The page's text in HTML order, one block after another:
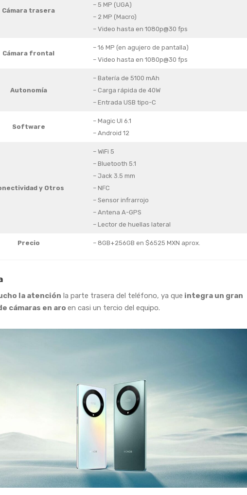
Cámara trasera
– 5 MP (UGA)
– 2 MP (Macro)
– Video hasta en 1080p@30 fps
Cámara frontal
– 16 MP (en agujero de pantalla)
– Video hasta en 1080p@30 fps
Autonomía
– Batería de 5100 mAh
– Carga rápida de 40W
– Entrada USB tipo-C
Software
– Magic UI 6.1
– Android 12
y Otros
– WiFi 5
– Bluetooth 5.1
– Jack 3.5 mm
– NFC
– Sensor infrarrojo
– Antena A-GPS
– Lector de huellas lateral
Precio – 8GB+256GB en $6525 MXN aprox.
la atención la parte trasera del teléfono, ya que integra un gran
cámaras en aro en casi un tercio del equipo.